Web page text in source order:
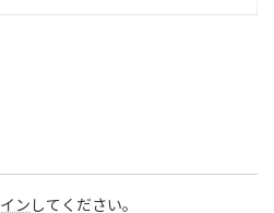
ン してください。